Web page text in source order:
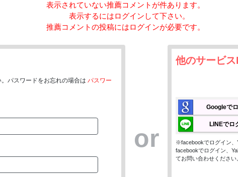
表示されていない推薦コメントが件あります。
表示するにはログインして下さい。
推薦コメントの投稿にはログインが必要です。
パスワードをお忘れの場合は パスワー
or
他のサービ
Googleで
LINEでロ
※facebookでログイン、
facebookでログイン、
てお問い合わせください